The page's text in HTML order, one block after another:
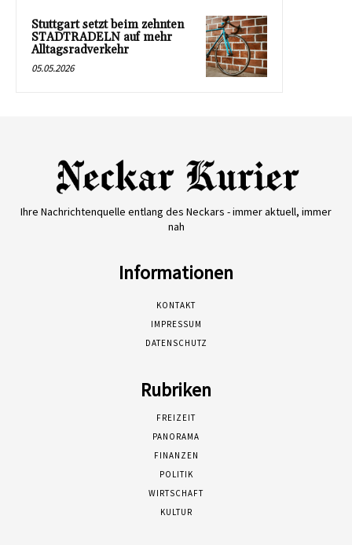
Stuttgart setzt beim zehnten
STADTRADELN auf mehr
Alltagsradverkehr
05.05.2026
Ihre Nachrichtenquelle entlang des Neckars - immer aktuell, immer
nah
Informationen
KONTAKT
IMPRESSUM
DATENSCHUTZ
Rubriken
FREIZEIT
PANORAMA
FINANZEN
POLITIK
WIRTSCHAFT
KULTUR